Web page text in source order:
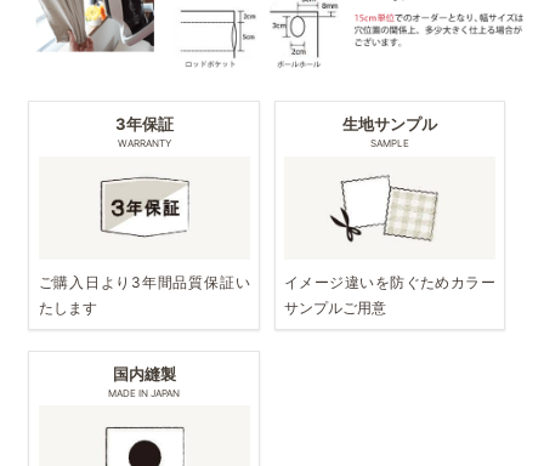
3年保証
WARRANTY
ご購入日より3年間品質保証い
たします
生地サンプル
SAMPLE
イメージ違いを防ぐためカラー
サンプルご用意
国内縫製
MADE IN JAPAN